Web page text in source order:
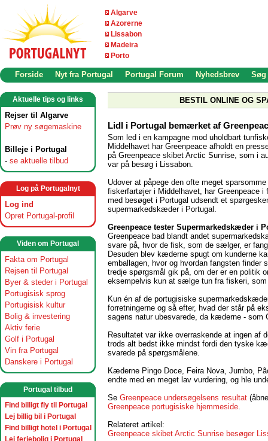
Algarve
Azorerne
Lissabon
Madeira
Porto
Forside Nyt fra Portugal Portugal Forum Nyhedsbrev Søg
Aktuelle tips og links
Rejser til Algarve
Prøv ny søgemaskine
Billeje i Portugal
- se aktuelle tilbud
Log på Portugalnyt
Log ind
Opret Portugal-profil
Viden om Portugal
Fakta om Portugal
Rejsen til Portugal
Byer & steder i Portugal
Portugisisk sprog
Portugisisk kultur
Bolig & investering
Aktiv ferie
Golf i Portugal
Vin fra Portugal
Danskere i Portugal
Portugal tilbud
Find billigt fly til Portugal
Lej billig bil i Portugal
Find billigt hotel i Portugal
Lej feriebolig i Portugal
BESTIL ONLINE OG
Lidl i Portugal bemærket af
Som led i en kampagne mod uholdbart
Middelhavet har Greenpeace afholdt en
på Greenpeace skibet Arctic Sunrise, som i
var på besøg i Lissabon.
Udover at påpege den ofte meget
fiskerfartøjer i Middelhavet, har Greenpeace i
med besøget i Portugal udsendt et
supermarkedskæder i Portugal.
Greenpeace tester Supermarkedskæder i
Greenpeace bad blandt andet
svare på, hvor de fisk, som de sælger, er
Desuden blev kæderne spugt om kunderne
emballagen, hvor og hvordan fangsten finder
tredje spørgsmål gik på, om der er en politik
eksempelvis kun at sælge tun fra fiskeri,
Kun én af de portugisiske
forretningerne og så efter, hvad der står på
sagens natur ubesvarede, da kæderne - som
Resultatet var ikke overraskende at ingen af
trods alt bedst ikke mindst fordi den tyske
svarede på spørgsmålene.
Kæderne Pingo Doce, Feira Nova, Jumbo,
endte med en meget lav vurdering, og hle
Se Greenpeace undersøgelsens resultat
Greenpeace portugisiske hjemmeside
Relateret artikel:
Greenpeace skibet Arctic Sunrise besøger